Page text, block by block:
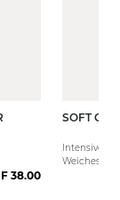
38.00
SOFT
Intensive
Weiches